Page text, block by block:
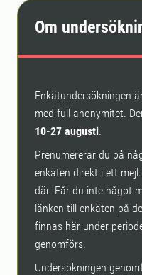
Om
Enkätundersökningen
med full anonymitet.
10-27 augusti.
Prenumererar du på
enkäten direkt i ett
där. Får du inte något
länken till enkäten på
finnas här under
genomförs.
Undersökningen